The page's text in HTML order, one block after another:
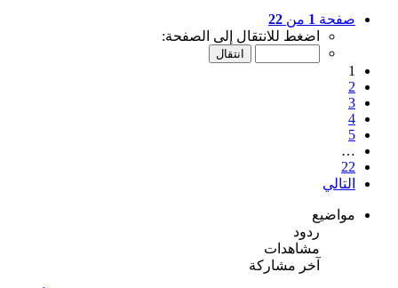
صفحة 1 من 22
اضغط للانتقال إلى الصفحة:
1
2
3
4
5
…
22
التالي
مواضيع
ردود
مشاهدات
آخر مشاركة